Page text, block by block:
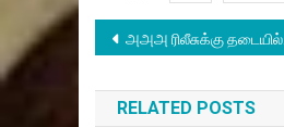
Post
navigation
அஅஅ ரிலீசுக்கு தடையில்லை
RELATED POSTS